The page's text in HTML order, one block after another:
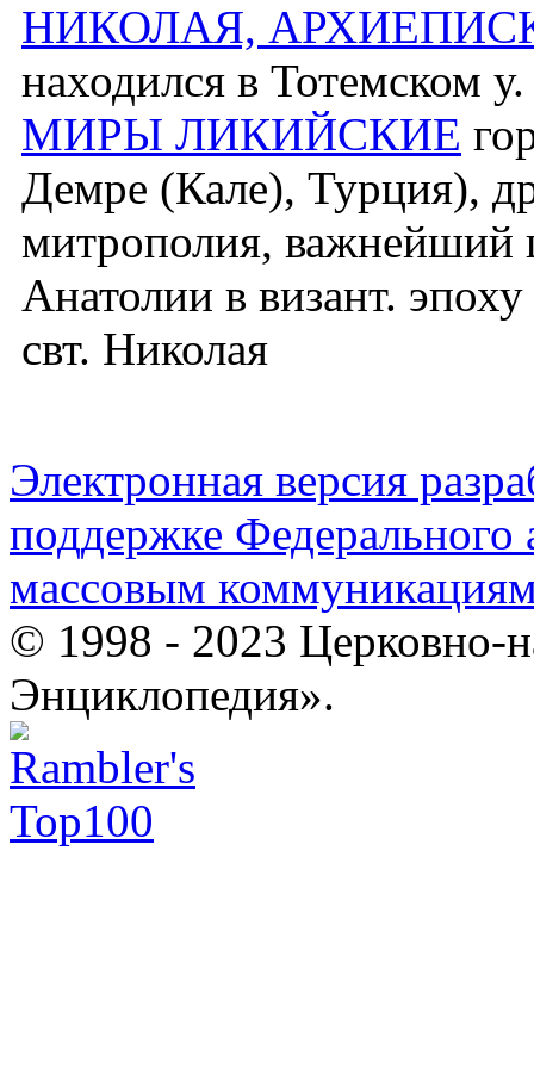
НИКОЛАЯ,
находился в Тотемском
МИРЫ ЛИКИЙСКИЕ
Демре (Кале), Турция),
митрополия, важнейший
Анатолии в визант.
свт. Николая
Электронная версия
поддержке Федерального
массовым
© 1998 - 2023 Церковно-
Энциклопедия».